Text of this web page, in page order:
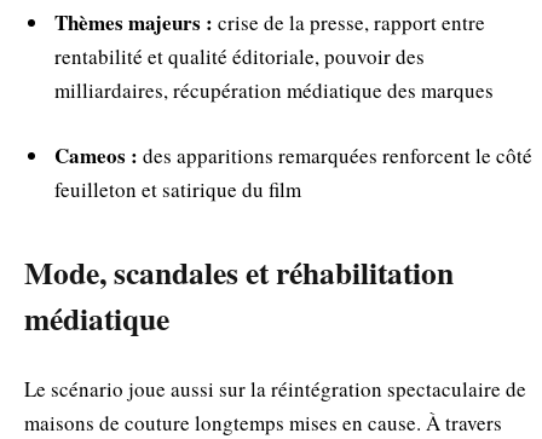
Thèmes majeurs : crise de la presse, rapport entre
rentabilité et qualité éditoriale, pouvoir des
milliardaires, récupération médiatique des marques
Cameos : des apparitions remarquées renforcent le côté
feuilleton et satirique du film
Mode, scandales et réhabilitation
médiatique
Le scénario joue aussi sur la réintégration spectaculaire de
maisons de couture longtemps mises en cause. À travers